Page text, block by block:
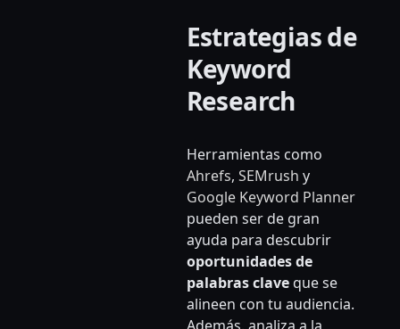
Estrategias de
Keyword
Research
Herramientas como
Ahrefs, SEMrush y
Google Keyword Planner
pueden ser de gran
ayuda para descubrir
oportunidades de
palabras claveque se
alineen con tu audiencia.